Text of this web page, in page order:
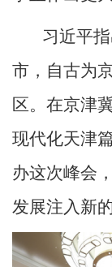
习近平
市，自古为
区。在京津
现代化天津
办这次峰会
发展注入新